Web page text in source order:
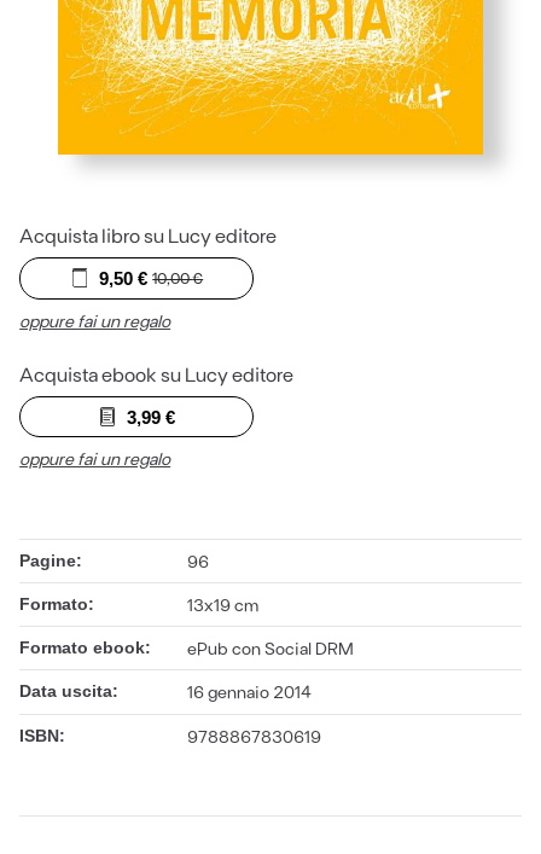
Acquista libro su Lucy editore
10,00€
9,50€
oppure fai un regalo
Acquista ebook su Lucy editore
3,99€
oppure fai un regalo
Pagine: 96
Formato: 13x19 cm
Formato ebook: ePub con Social DRM
Data uscita: 16 gennaio 2014
ISBN: 9788867830619